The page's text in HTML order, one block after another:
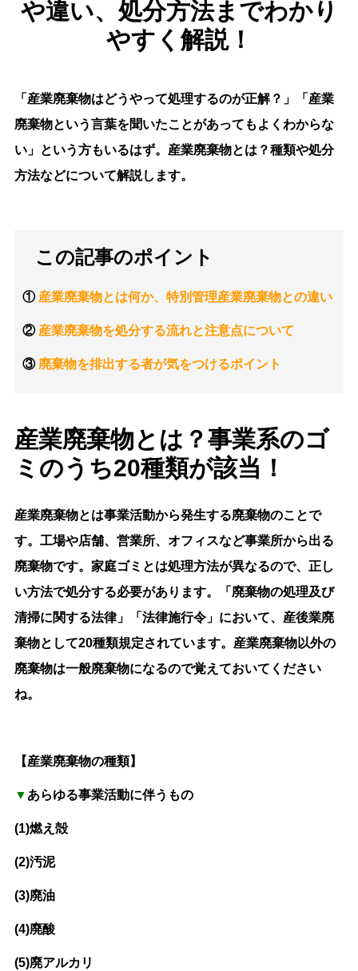
や違い、処分方法までわかり
やすく解説！
「産業廃棄物はどうやって処理するのが正解？」「産業
廃棄物という言葉を聞いたことがあってもよくわからな
い」という方もいるはず。産業廃棄物とは？種類や処分
方法などについて解説します。
この記事のポイント
① 産業廃棄物とは何か、特別管理産業廃棄物との違い
② 産業廃棄物を処分する流れと注意点について
③ 廃棄物を排出する者が気をつけるポイント
産業廃棄物とは？事業系のゴ
ミのうち20種類が該当！
産業廃棄物とは事業活動から発生する廃棄物のことで
す。工場や店舗、営業所、オフィスなど事業所から出る
廃棄物です。家庭ゴミとは処理方法が異なるので、正し
い方法で処分する必要があります。「廃棄物の処理及び
清掃に関する法律」「法律施行令」において、産後業廃
棄物として20種類規定されています。産業廃棄物以外の
廃棄物は一般廃棄物になるので覚えておいてください
ね。
【産業廃棄物の種類】
▼ あらゆる事業活動に伴うもの
(1)燃え殻
(2)汚泥
(3)廃油
(4)廃酸
(5)廃アルカリ